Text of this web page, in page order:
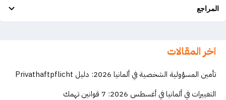
المراجع
اخر المقالات
تأمين المسؤولية الشخصية في ألمانيا 2026: دليل Privathaftpflicht
التغييرات في ألمانيا في أغسطس 2026: 7 قوانين تهمك